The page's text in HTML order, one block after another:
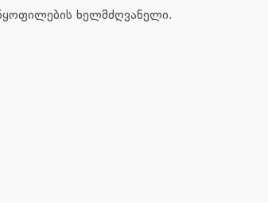
ხელმძღვანელი.